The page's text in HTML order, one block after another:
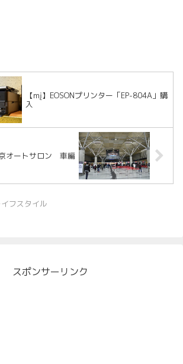
【mį】EOSONプリンター「EP-804A」購
入
オートサロン 車編
フスタイル
スポンサーリンク